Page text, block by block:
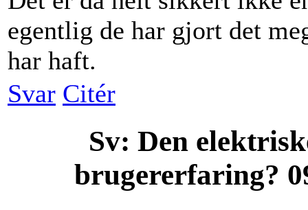
egentlig de har gjort det
har haft.
Svar Citér
Sv: Den
brugererfaring?